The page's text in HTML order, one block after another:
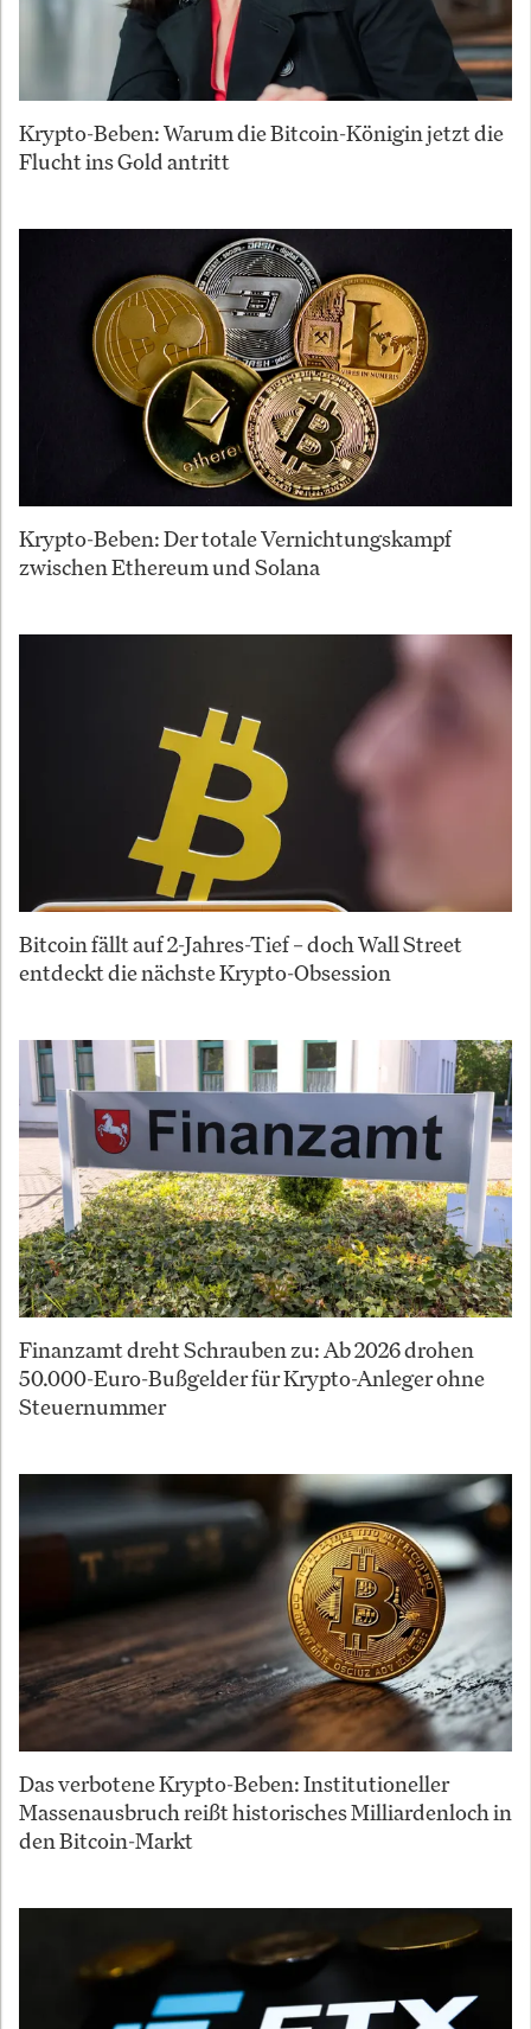
Krypto-Beben: Warum die Bitcoin-Königin jetzt die
Flucht ins Gold antritt
Krypto-Beben: Der totale Vernichtungskampf
zwischen Ethereum und Solana
Bitcoin fällt auf 2-Jahres-Tief – doch Wall Street
entdeckt die nächste Krypto-Obsession
Finanzamt dreht Schrauben zu: Ab 2026 drohen
50.000-Euro-Bußgelder für Krypto-Anleger ohne
Steuernummer
Das verbotene Krypto-Beben: Institutioneller
Massenausbruch reißt historisches Milliardenloch in
den Bitcoin-Markt